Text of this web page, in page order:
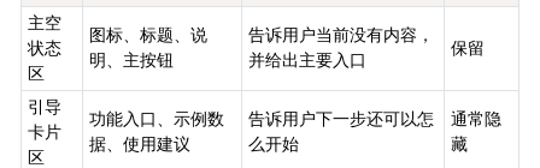
主空
状态
区
图标、标题、说
明、主按钮
告诉用户当前没有内容，
并给出主要入口
保留
引导
卡片
区
功能入口、示例数
据、使用建议
告诉用户下一步还可以怎
么开始
通常隐
藏